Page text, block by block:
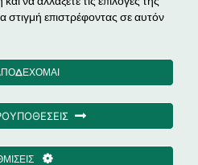
& EPC
επιστρέφοντας σε αυτόν